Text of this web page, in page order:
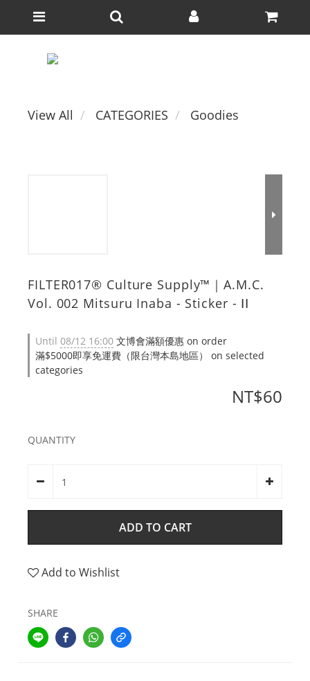
View All CATEGORIES Goodies
FILTER017® Culture Supply™｜A.M.C.
Vol. 002 Mitsuru Inaba - Sticker - ⅠⅠ
Until 08/12 16:00 文博會滿額優惠 on order
滿$5000即享免運費（限台灣本島地區） on selected
categories
NT$60
QUANTITY
ADD TO CART
Add to Wishlist
SHARE